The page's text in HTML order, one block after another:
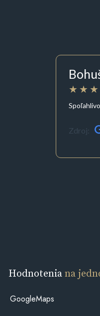
Zdroj:
Hodnoteniana
GoogleMaps